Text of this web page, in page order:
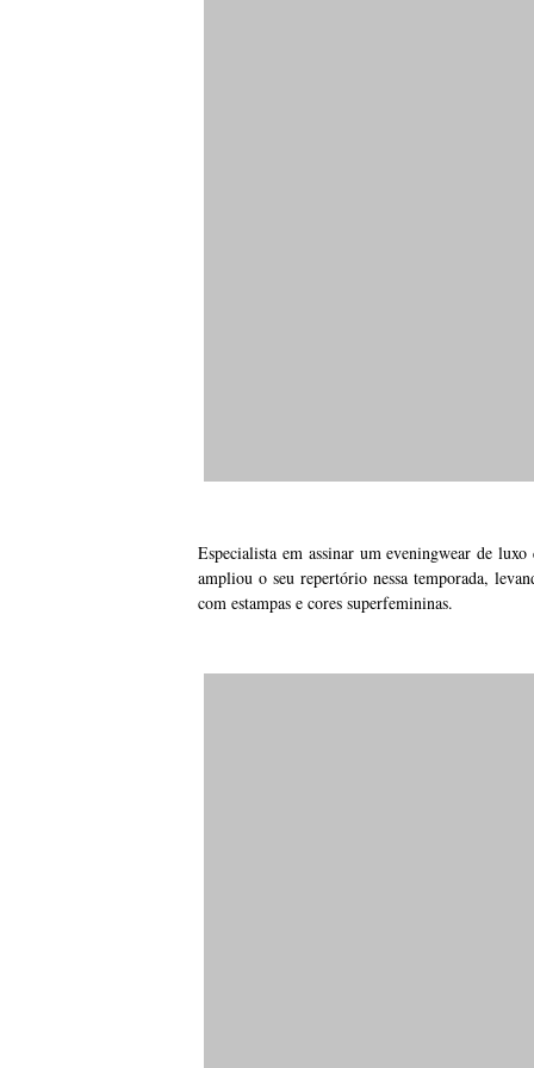
Especialista em assinar um eveningwear de
ampliou o seu repertório nessa temporada,
com estampas e cores superfemininas.